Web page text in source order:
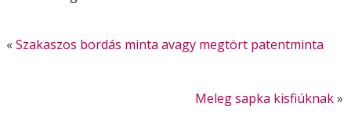
«Szakaszos bordás minta avagy megtört patentminta
Meleg sapka kisfiúknak»